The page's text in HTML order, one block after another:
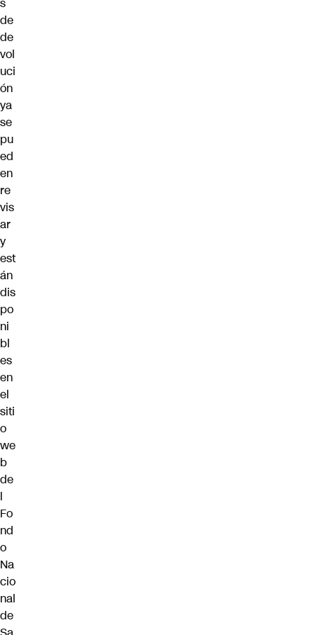
de
de
vol
uci
ón
ya
se
pu
ed
en
re
vis
ar
y
est
án
dis
po
ni
bl
es
en
el
siti
o
we
b
de
l
Fo
nd
o
Na
cio
nal
de